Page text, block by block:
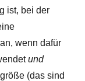
ist, bei der
wenn dafür
und
(das sind